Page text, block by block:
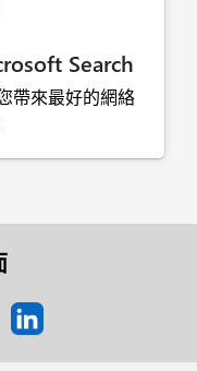
Search
帶來最好的網絡